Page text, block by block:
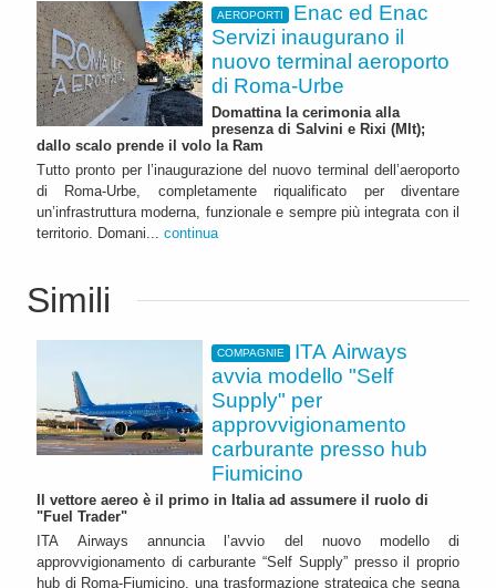
AEROPORTI
Enac ed Enac
Servizi inaugurano il
nuovo terminal aeroporto
di Roma-Urbe
Domattina la cerimonia alla
presenza di Salvini e Rixi (MIt);
dallo scalo prende il volo la Ram
Tutto pronto per l’inaugurazione del nuovo terminal dell’aeroporto
di Roma-Urbe, completamente riqualificato per diventare
un’infrastruttura moderna, funzionale e sempre più integrata con il
territorio. Domani... continua
Simili
COMPAGNIE
ITA Airways
avvia modello "Self
Supply" per
approvvigionamento
carburante presso hub
Fiumicino
Il vettore aereo è il primo in Italia ad assumere il ruolo di
"Fuel Trader"
ITA Airways annuncia l’avvio del nuovo modello di
approvvigionamento di carburante “Self Supply” presso il proprio
hub di Roma-Fiumicino, una trasformazione strategica che segna